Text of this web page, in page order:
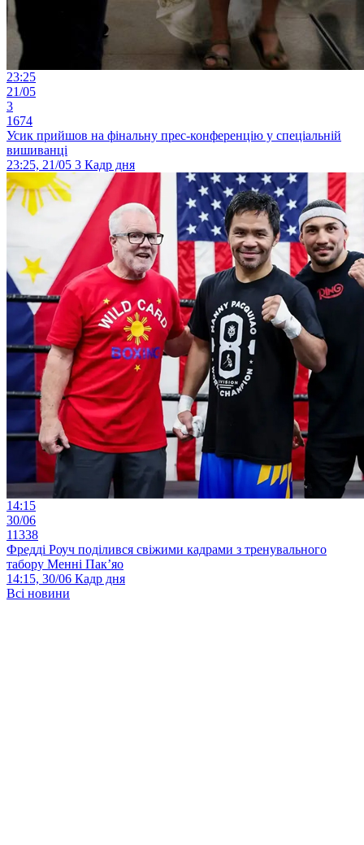
23:25
21/05
3
1674
Усик прийшов на фінальну прес-конференцію у спеціальній
вишиванці
23:25, 21/05 3 Кадр дня
14:15
30/06
11338
Фредді Роуч поділився свіжими кадрами з тренувального
табору Менні Пак’яо
14:15, 30/06 Кадр дня
Всі новини